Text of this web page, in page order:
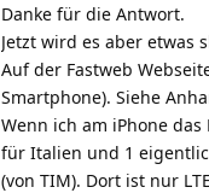
Danke für die Antwort.
Jetzt wird es aber etwas
Auf der Fastweb
Smartphone). Siehe
Wenn ich am iPhone
für Italien und 1
(von TIM). Dort ist nur